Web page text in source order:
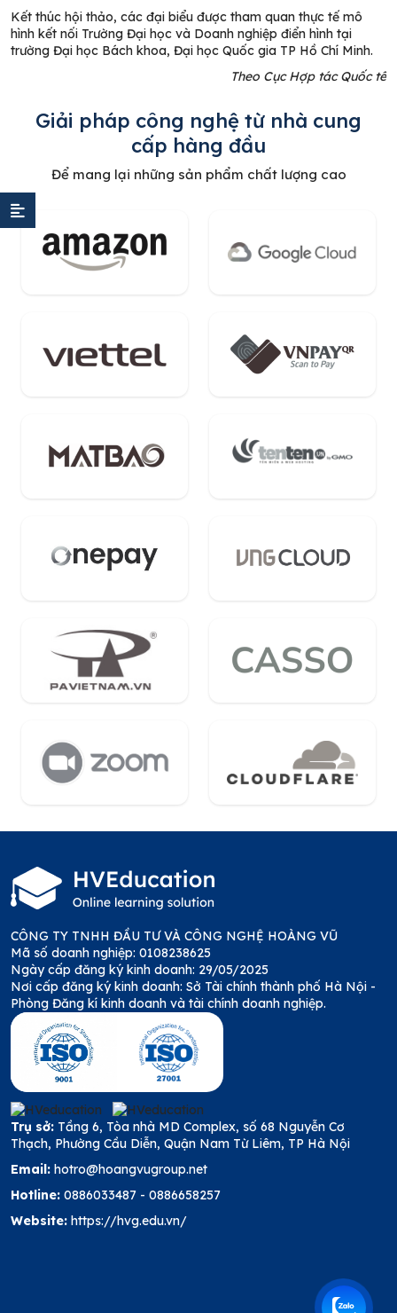
Kết thúc hội thảo, các đại biểu được tham quan thực tế mô
hình kết nối Trường Đại học và Doanh nghiệp điển hình tại
trường Đại học Bách khoa, Đại học Quốc gia TP Hồ Chí Minh.
Theo Cục Hợp tác Quốc tế
Giải pháp công nghệ từ nhà cung
cấp hàng đầu
Để mang lại những sản phẩm chất lượng cao
CÔNG TY TNHH ĐẦU TƯ VÀ CÔNG NGHỆ HOÀNG VŨ
Mã số doanh nghiệp: 0108238625
Ngày cấp đăng ký kinh doanh: 29/05/2025
Nơi cấp đăng ký kinh doanh: Sở Tài chính thành phố Hà Nội -
Phòng Đăng kí kinh doanh và tài chính doanh nghiệp.
Trụ sở: Tầng 6, Tòa nhà MD Complex, số 68 Nguyễn Cơ
Thạch, Phường Cầu Diễn, Quận Nam Từ Liêm, TP Hà Nội
Email: hotro@hoangvugroup.net
Hotline: 0886033487 - 0886658257
Website: https://hvg.edu.vn/